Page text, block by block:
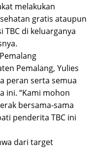
melakukan
gratis ataupun
di keluarganya
Pemalang, Yulies
peran serta semua
ini. “Kami mohon
bersama-sama
penderita TBC ini
dari target